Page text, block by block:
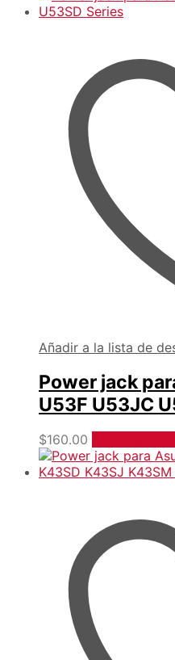
Añadir a la lista de
Power jack
U53F U53JC
$160.00